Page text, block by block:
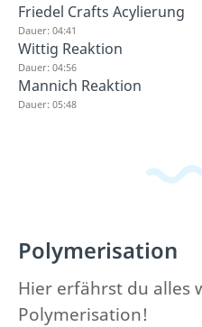
Friedel Crafts Acylierung
Dauer: 04:41
Wittig Reaktion
Dauer: 04:56
Mannich Reaktion
Dauer: 05:48
Polymerisation
Hier erfährst du alles
Polymerisation!